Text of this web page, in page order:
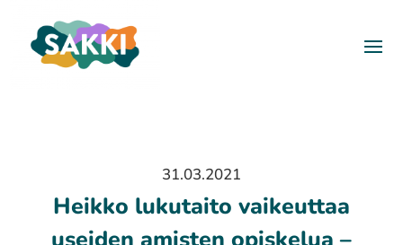
31.03.2021
Heikko lukutaito vaikeuttaa